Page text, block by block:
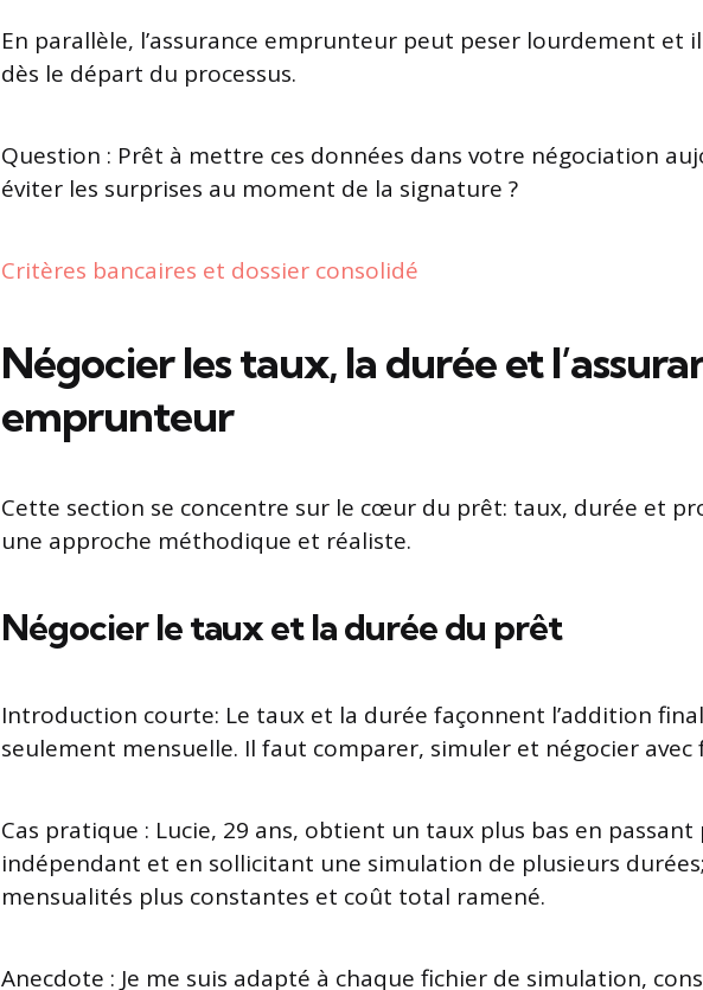
En parallèle, l’assurance emprunteur peut peser lourdement et
dès le départ du processus.
Question : Prêt à mettre ces données dans votre négociation
éviter les surprises au moment de la signature ?
Critères bancaires et dossier consolidé
Négocier les taux, la durée et
emprunteur
Cette section se concentre sur le cœur du prêt: taux, durée et
une approche méthodique et réaliste.
Négocier le taux et la durée du prêt
Introduction courte: Le taux et la durée façonnent l’addition
seulement mensuelle. Il faut comparer, simuler et négocier avec
Cas pratique : Lucie, 29 ans, obtient un taux plus bas en
indépendant et en sollicitant une simulation de plusieurs
mensualités plus constantes et coût total ramené.
Anecdote : Je me suis adapté à chaque fichier de simulation,